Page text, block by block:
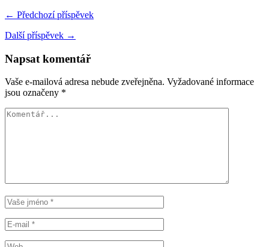
← Předchozí příspěvek
Další příspěvek →
Napsat komentář
Vaše e-mailová adresa nebude zveřejněna. Vyžadované informace
jsou označeny *